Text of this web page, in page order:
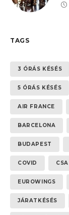
TAGS
3 ÓRÁS KÉSÉS
5 ÓRÁS KÉSÉS
AIR FRANCE
BARCELONA
BUDAPEST
COVID CSA
EUROWINGS
JÁRATKÉSÉS